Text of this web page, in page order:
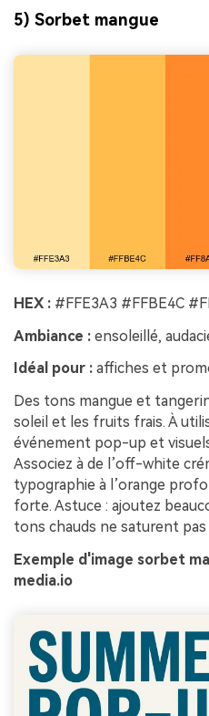
5) Sorbet mangue
HEX : #FFE3A3 #FFBE4C
Ambiance : ensoleillé,
Idéal pour : affiches et
Des tons mangue et
soleil et les fruits frais. À
événement pop-up et
Associez à de l’off-white
typographie à l’orange
forte. Astuce : ajoutez
tons chauds ne saturent pas
Exemple d'image sorbet
media.io